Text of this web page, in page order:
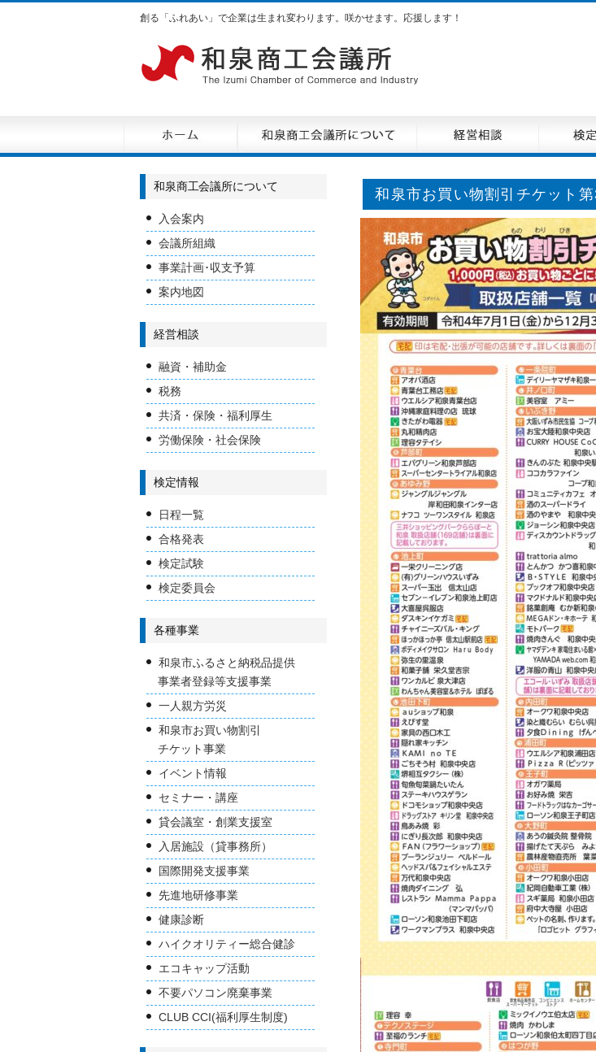
創る「ふれあい」で企業は生まれ変わります。咲かせます。応援します！
和泉市お買い物割引チケット
和泉商工会議所について
入会案内
会議所組織
事業計画･収支予算
案内地図
経営相談
融資・補助金
税務
共済・保険・福利厚生
労働保険・社会保険
検定情報
日程一覧
合格発表
検定試験
検定委員会
各種事業
和泉市ふるさと納税品提供
事業者登録等支援事業
一人親方労災
和泉市お買い物割引
チケット事業
イベント情報
セミナー・講座
貸会議室・創業支援室
入居施設（貸事務所）
国際開発支援事業
先進地研修事業
健康診断
ハイクオリティー総合健診
エコキャップ活動
不要パソコン廃棄事業
CLUB CCI(福利厚生制度)